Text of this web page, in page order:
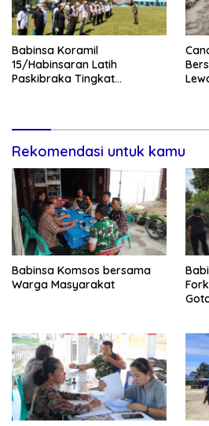
Babinsa Koramil
15/Habinsaran Latih
Paskibraka Tingkat
Rekomendasi untuk kamu
Babinsa Komsos bersama
Warga Masyarakat